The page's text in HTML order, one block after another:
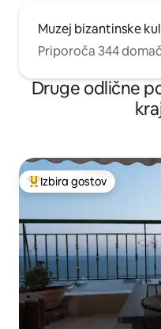
Muzej bizantinske
Priporoča 344
Druge odlične
Najbolj priljubljena
Izbira gostov